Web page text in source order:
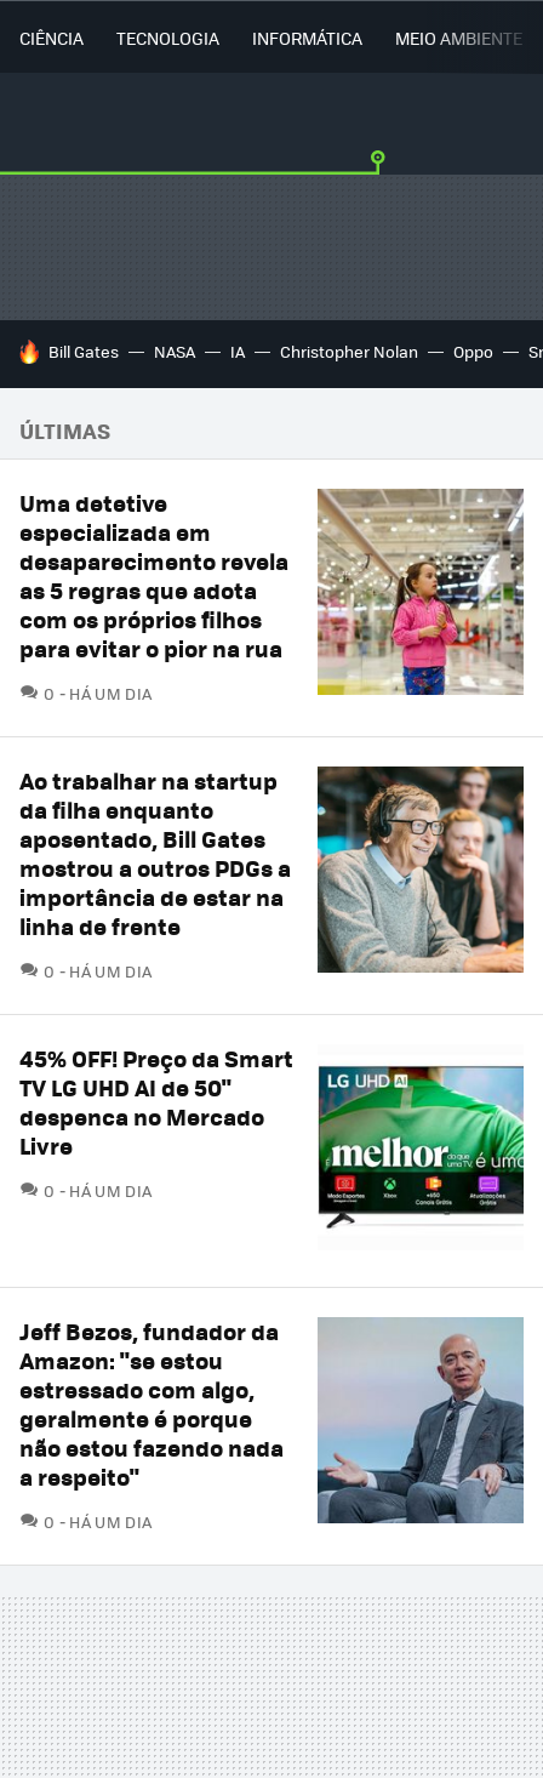
CIÊNCIA TECNOLOGIA INFORMÁTICA MEIO AMBIENTE
TENDÊNCIAS DO DIA
Bill Gates NASA IA Christopher Nolan Oppo
ÚLTIMAS
Uma detetive
especializada em
desaparecimento revela
as 5 regras que adota
com os próprios filhos
para evitar o pior na rua
0 COMENTÁRIOS
HÁ UM DIA
Ao trabalhar na startup
da filha enquanto
aposentado, Bill Gates
mostrou a outros PDGs a
importância de estar na
linha de frente
0 COMENTÁRIOS
HÁ UM DIA
45% OFF! Preço da Smart
TV LG UHD AI de 50"
despenca no Mercado
Livre
0 COMENTÁRIOS
HÁ UM DIA
Jeff Bezos, fundador da
Amazon: "se estou
estressado com algo,
geralmente é porque
não estou fazendo nada
a respeito"
0 COMENTÁRIOS
HÁ UM DIA